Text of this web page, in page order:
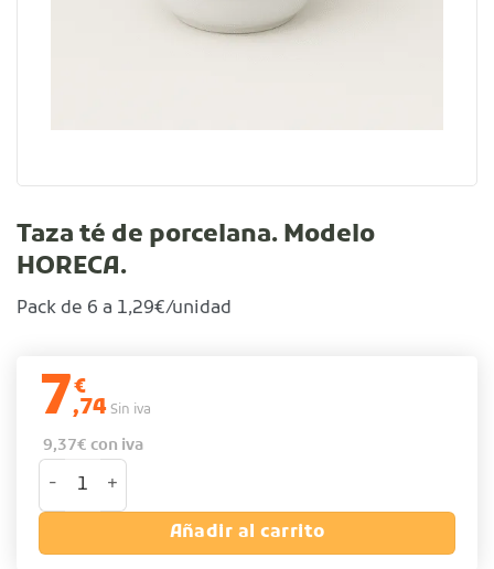
Taza té de porcelana. Modelo
HORECA.
Pack de 6 a 1,29€/unidad
7€
,74 Sin iva
9,37€ con iva
Taza té de porcelana. Modelo HORECA. cantidad
Añadir al carrito